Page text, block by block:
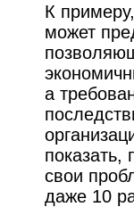
К
может
а
свои
даже 10